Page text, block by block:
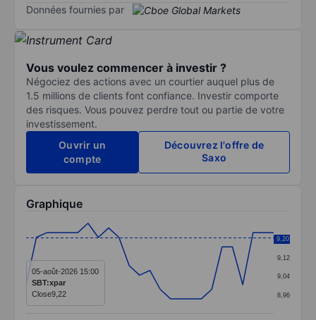
Données fournies par
Vous voulez commencer à investir ?
Négociez des actions avec un courtier auquel plus de
1.5 millions de clients font confiance. Investir comporte
des risques. Vous pouvez perdre tout ou partie de votre
investissement.
Ouvrir un
compte
Découvrez l'offre de
Saxo
Graphique
Line chart with 25 data points.
The chart has 1 X axis displaying categories.
The chart has 1 Y axis displaying values. Data 8,96
9,04
9,12
9,20
9,20
05-août-2026 15:00
SBT:xpar
Close9,22